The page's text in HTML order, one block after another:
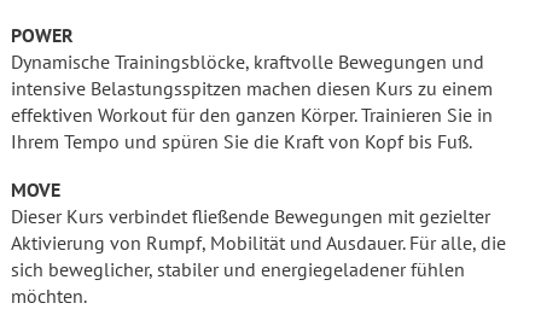
POWER
Dynamische Trainingsblöcke, kraftvolle Bewegungen und
intensive Belastungsspitzen machen diesen Kurs zu einem
effektiven Workout für den ganzen Körper. Trainieren Sie in
Ihrem Tempo und spüren Sie die Kraft von Kopf bis Fuß.
MOVE
Dieser Kurs verbindet fließende Bewegungen mit gezielter
Aktivierung von Rumpf, Mobilität und Ausdauer. Für alle, die
sich beweglicher, stabiler und energiegeladener fühlen
möchten.